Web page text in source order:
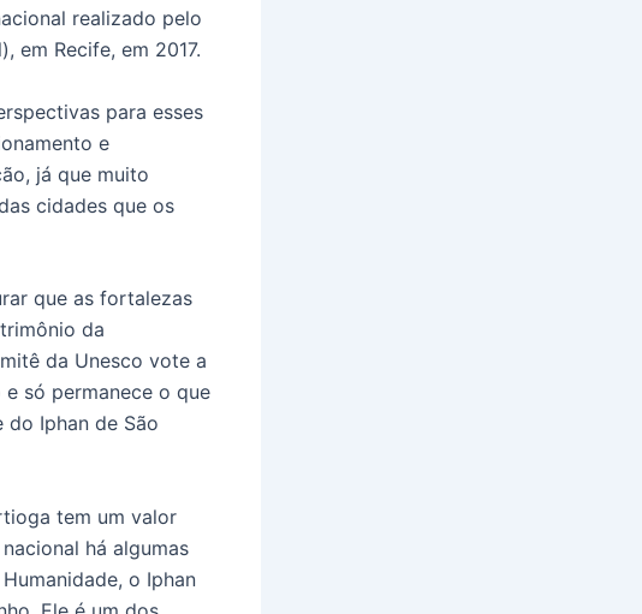
realizado pelo
em Recife, em 2017.
para esses
e
já que muito
cidades que os
que as fortalezas
da
da Unesco vote a
só permanece o que
do Iphan de São
tem um valor
há algumas
o Iphan